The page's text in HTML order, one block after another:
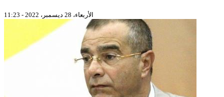
الأربعاء، 28 ديسمبر، 2022 - 11:23